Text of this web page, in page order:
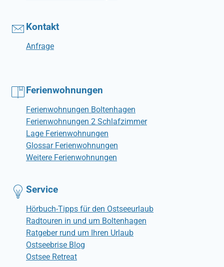
Kontakt
Anfrage
Ferienwohnungen
Ferienwohnungen Boltenhagen
Ferienwohnungen 2 Schlafzimmer
Lage Ferienwohnungen
Glossar Ferienwohnungen
Weitere Ferienwohnungen
Service
Hörbuch-Tipps für den Ostseeurlaub
Radtouren in und um Boltenhagen
Ratgeber rund um Ihren Urlaub
Ostseebrise Blog
Ostsee Retreat